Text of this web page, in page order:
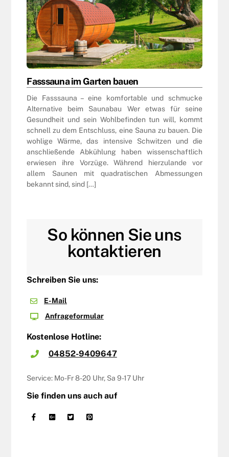
Fasssauna im Garten bauen
Die Fasssauna – eine komfortable und schmucke
Alternative beim Saunabau Wer etwas für seine
Gesundheit und sein Wohlbefinden tun will, kommt
schnell zu dem Entschluss, eine Sauna zu bauen. Die
wohlige Wärme, das intensive Schwitzen und die
anschließende Abkühlung haben wissenschaftlich
erwiesen ihre Vorzüge. Während hierzulande vor
allem Saunen mit quadratischen Abmessungen
bekannt sind, sind […]
So können Sie uns
kontaktieren
Schreiben Sie uns:
E-Mail
Anfrageformular
Kostenlose Hotline:
04852-9409647
Service: Mo-Fr 8-20 Uhr, Sa 9-17 Uhr
Sie finden uns auch auf